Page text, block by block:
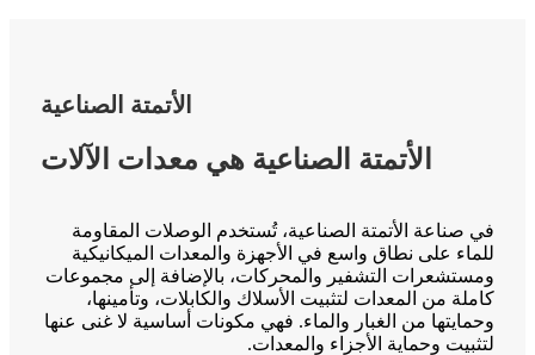
الأتمتة الصناعية
الأتمتة الصناعية هي معدات الآلات
في صناعة الأتمتة الصناعية، تُستخدم الوصلات المقاومة
للماء على نطاق واسع في الأجهزة والمعدات الميكانيكية
ومستشعرات التشفير والمحركات، بالإضافة إلى مجموعات
كاملة من المعدات لتثبيت الأسلاك والكابلات، وتأمينها،
وحمايتها من الغبار والماء. فهي مكونات أساسية لا غنى عنها
لتثبيت وحماية الأجزاء والمعدات.